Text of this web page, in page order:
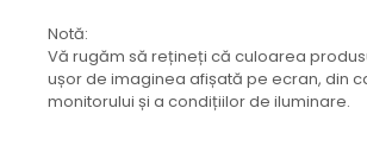
TOATE Bijuteriile și Accesoriile
TOATE Produsele Zero Waste
TOATE Produsele Personalizate
Notă:
Vă rugăm să rețineți că culoarea
ușor de imaginea afișată pe ecran, din
monitorului și a condițiilor de iluminare.